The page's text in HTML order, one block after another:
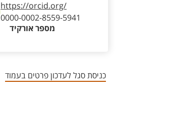
https://orcid.org/
0000-0002-8559-5941
מספר אורקיד
כניסת סגל לעדכון פרטים בעמוד